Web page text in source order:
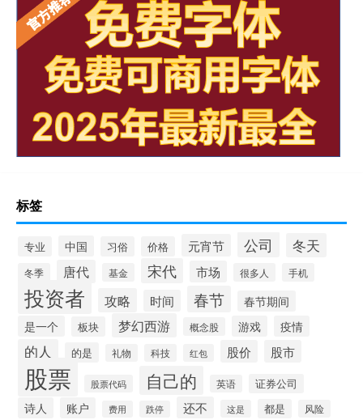
标签
专业 中国 习俗 价格 元宵节 公司 冬天
冬季 唐代 基金 宋代 市场 很多人 手机
投资者 攻略 时间 春节
春节期间
是一个
板块 梦幻西游 概念股 游戏 疫情
的人 的是 礼物 科技 红包 股价 股市
股票 股票代码 自己的 英语 证券公司
诗人 账户 费用 跌停 还不 这是 都是 风险